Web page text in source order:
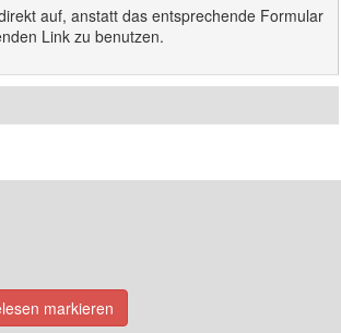
auf, anstatt das entsprechende Formular
Link zu benutzen.
markieren